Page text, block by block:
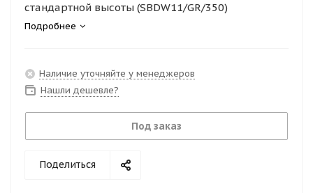
стандартной высоты (SBDW11/GR/350)
Подробнее
Наличие уточняйте у менеджеров
Нашли дешевле?
Под заказ
Поделиться